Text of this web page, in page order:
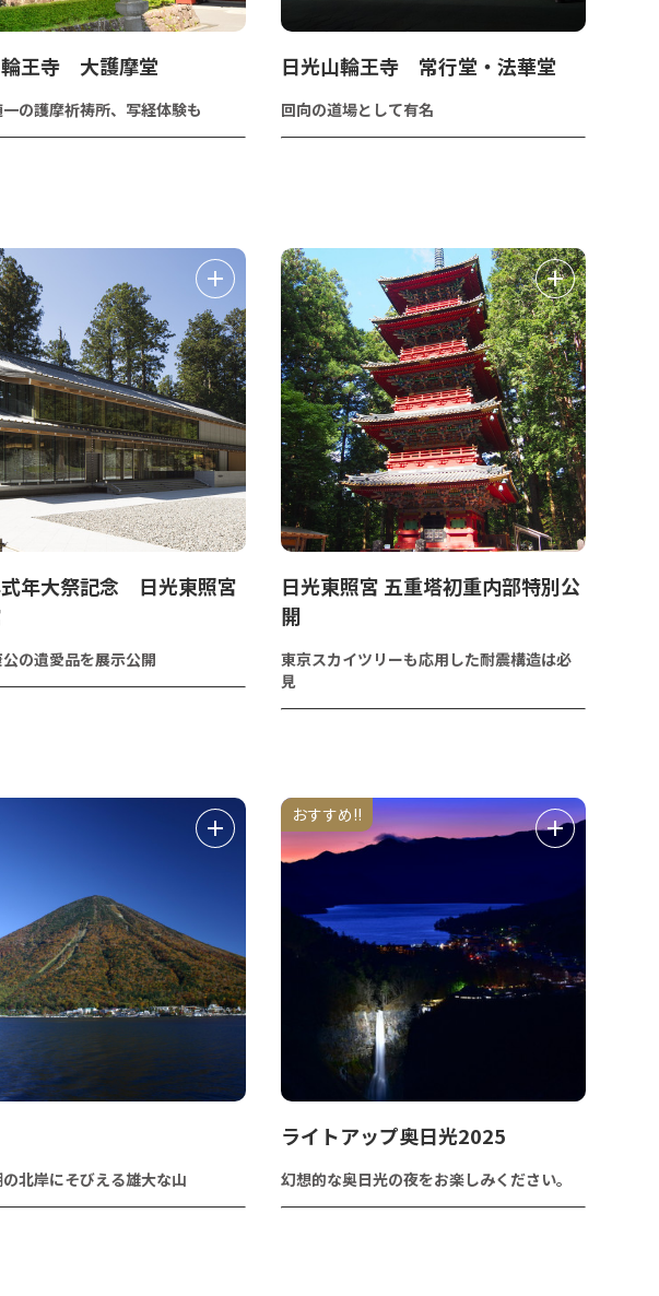
輪王寺 大護摩堂
の護摩祈祷所、写経体験も
日光山輪王寺 常行堂・法華堂
回向の道場として有名
年大祭記念 日光東照宮
の遺愛品を展示公開
日光東照宮 五重塔初重内部特別公
開
東京スカイツリーも応用した耐震構造は必
見
北岸にそびえる雄大な山
おすすめ!!
ライトアップ奥日光2025
幻想的な奥日光の夜をお楽しみください。